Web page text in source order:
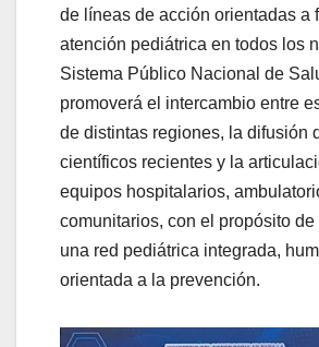
de líneas de acción orientadas a
atención pediátrica en todos los
Sistema Público Nacional de
promoverá el intercambio entre
de distintas regiones, la difusión
científicos recientes y la
equipos hospitalarios,
comunitarios, con el propósito
una red pediátrica integrada,
orientada a la prevención.